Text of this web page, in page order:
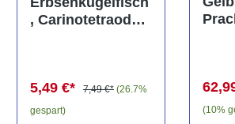
, Carinotetraodon
5,49 €* 7,49 €* (26.7%
gespart)
(10%